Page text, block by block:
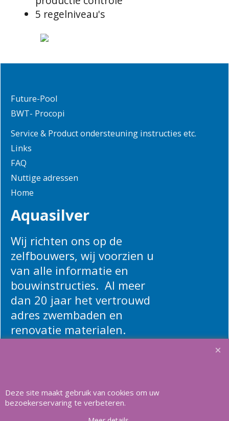
5 regelniveau's
Future-Pool
BWT- Procopi
Service & Product ondersteuning instructies etc.
Links
FAQ
Nuttige adressen
Home
Aquasilver
Wij richten ons op de
zelfbouwers, wij voorzien u
van alle informatie en
bouwinstructies. Al meer
dan 20 jaar het vertrouwd
adres zwembaden en
renovatie materialen.
Copyright Aquasilver 2025, Al meer dan 21 jaar het vertrouwd adres
Deze site maakt gebruik van cookies om uw
bezoekerservaring te verbeteren.